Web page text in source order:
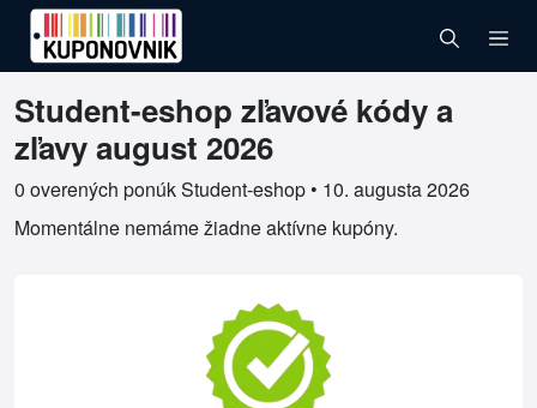
Student-eshop zľavové kódy a
zľavy august 2026
0 overených ponúk Student-eshop • 10. augusta 2026
Overené kupóny pre Student-eshop
Momentálne nemáme žiadne aktívne kupóny.